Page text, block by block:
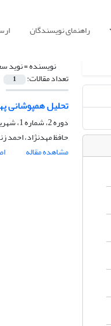
راهنمای نویسندگان
نویسنده =نوید
تعداد مقالات: 1
تحلیل همپوشانی
دوره 2، شماره 1، شهریور 1399، صفحه
حافظ مهدنژاد، احمد
مشاهده مقاله